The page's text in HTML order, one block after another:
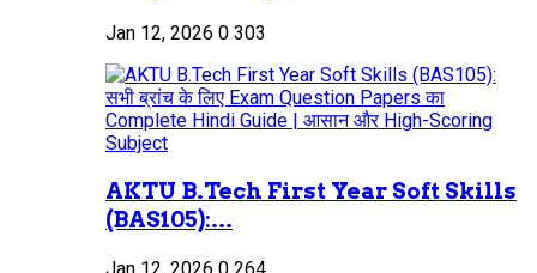
Jan 12, 2026 0 303
AKTU B.Tech First Year Soft Skills
(BAS105):...